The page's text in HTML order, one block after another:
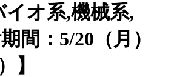
イオ系,機械系,
間：5/20（月）
】